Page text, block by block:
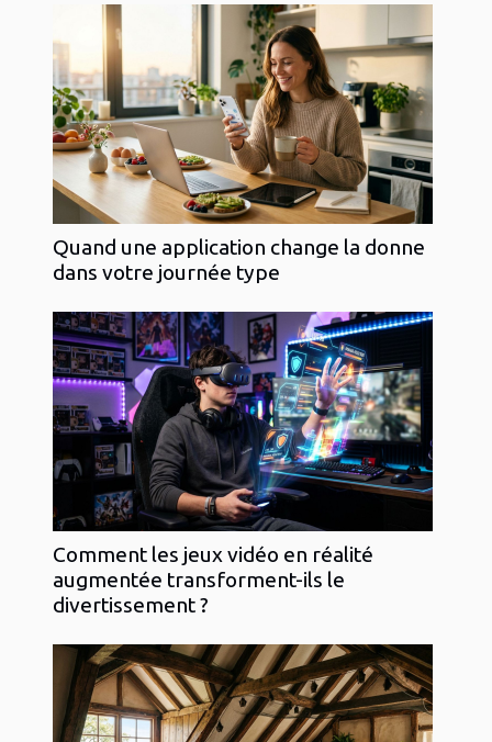
Quand une application change la donne
dans votre journée type
Comment les jeux vidéo en réalité
augmentée transforment-ils le
divertissement ?